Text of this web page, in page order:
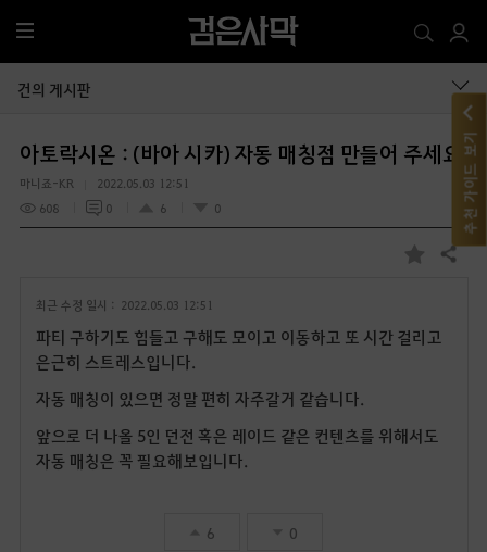
전
체
메
건의 게시판
아토락시온 : (바아 시카) 자동 매칭점 만들어 주세요.
마니죠-KR
2022.05.03 12:51
608
0 6 0
즐
기
공유하기
최근 수정 일시 : 2022.05.03 12:51
파티 구하기도 힘들고 구해도 모이고 이동하고 또 시간 걸리고
은근히 스트레스입니다.
자동 매칭이 있으면 정말 편히 자주갈거 같습니다.
앞으로 더 나올 5인 던전 혹은 레이드 같은 컨텐츠를 위해서도
자동 매칭은 꼭 필요해보입니다.
6 0
추천 가이드 보기